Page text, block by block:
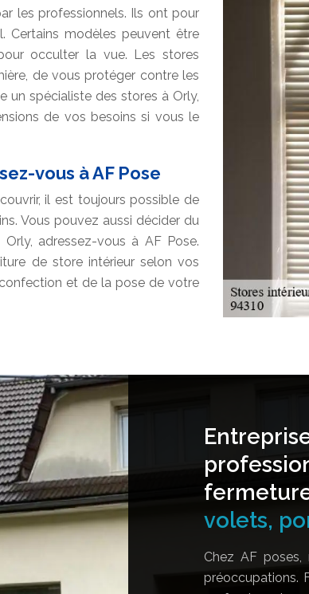
les professionnels. Ils ont pour
Certains modèles peuvent être
occulter la vue. Les stores
de vous protéger contre les
un spécialiste des stores à Orly,
de vos besoins si vous le
vous à AF Pose
il est toujours possible de
Vous pouvez aussi décider du
adressez-vous à AF Pose.
de store intérieur selon vos
et de la pose de votre
volets,
Chez AF
préoccupations.